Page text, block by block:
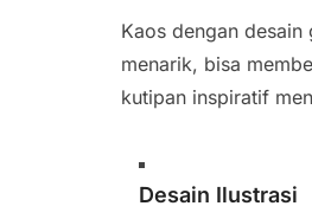
Kaos dengan
menarik, bisa
kutipan inspiratif
Desain Ilustrasi